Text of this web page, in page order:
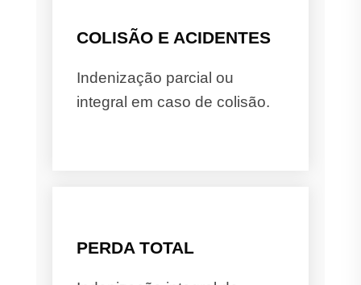
COLISÃO E ACIDENTES
Indenização parcial ou
integral em caso de colisão.
PERDA TOTAL